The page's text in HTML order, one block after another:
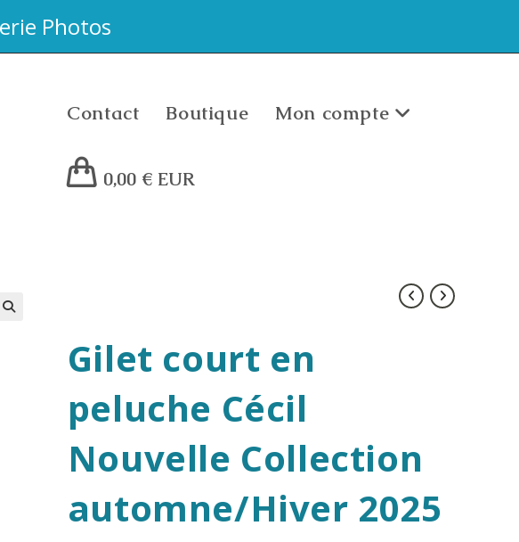
Photos
Contact Boutique Mon compte
0,00 € EUR
Gilet court en
peluche Cécil
Nouvelle Collection
automne/Hiver 2025